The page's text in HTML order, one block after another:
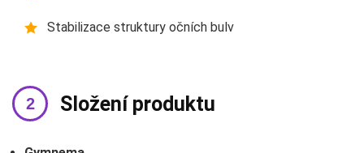
Stabilizace struktury očních bulv
Složení produktu